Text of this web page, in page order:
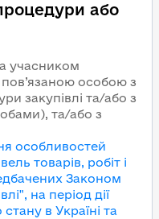
або
учасником
особою з
закупівлі та/або з
та/або з
особливостей
товарів, робіт і
Законом
на період дії
в Україні та